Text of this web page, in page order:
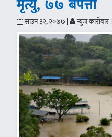
मृत्यु, ७७ बेपत्ता
साउन ३२, २०७७ | न्युज कारोबार |